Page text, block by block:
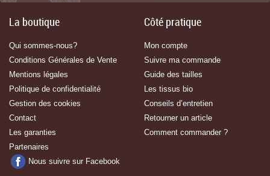
La boutique
Qui sommes-nous?
Conditions Générales de Vente
Mentions légales
Politique de confidentialité
Gestion des cookies
Contact
Les garanties
Partenaires
Nous suivre sur Facebook
Côté pratique
Mon compte
Suivre ma commande
Guide des tailles
Les tissus bio
Conseils d’entretien
Retourner un article
Comment commander ?